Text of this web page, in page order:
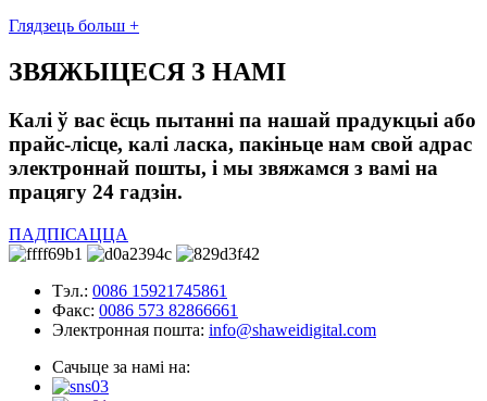
Глядзець больш +
ЗВЯЖЫЦЕСЯ З НАМІ
Калі ў вас ёсць пытанні па нашай прадукцыі або
прайс-лісце, калі ласка, пакіньце нам свой адрас
электроннай пошты, і мы звяжамся з вамі на
працягу 24 гадзін.
ПАДПІСАЦЦА
Тэл.: 0086 15921745861
Факс: 0086 573 82866661
Электронная пошта: info@shaweidigital.com
Сачыце за намі на: